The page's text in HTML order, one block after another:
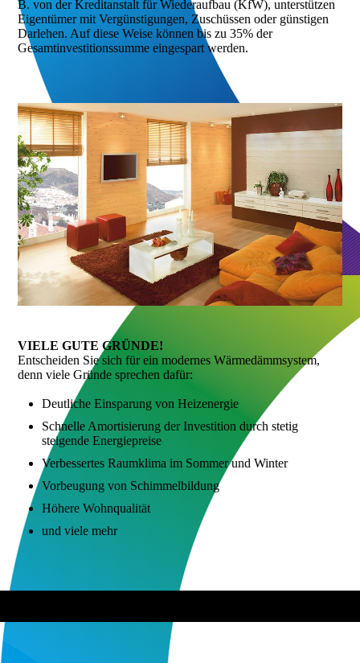
B. von der Kreditanstalt für Wiederaufbau (KfW), unterstützen
Eigentümer mit Vergünstigungen, Zuschüssen oder günstigen
Darlehen. Auf diese Weise können bis zu 35% der
Gesamtinvestitionssumme eingespart werden.
VIELE GUTE GRÜNDE!
Entscheiden Sie sich für ein modernes Wärme­dämmsystem,
denn viele Gründe sprechen dafür:
Deutliche Einsparung von Heizenergie
Schnelle Amortisierung der Investition durch stetig
steigende Energiepreise
Verbessertes Raumklima im Sommer und Winter
Vorbeugung von Schimmelbildung
Höhere Wohnqualität
und viele mehr